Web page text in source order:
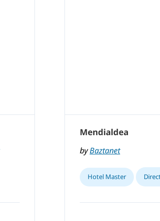
Mendialdea
byBaztanet
Hotel Master